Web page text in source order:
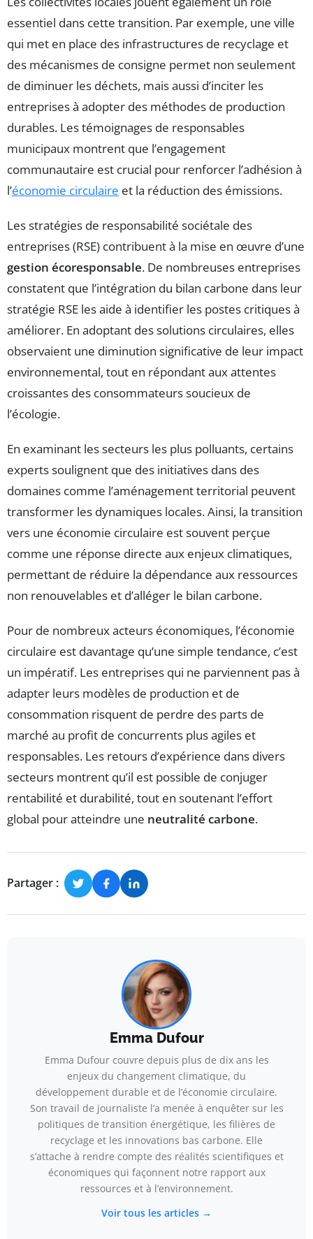
essentiel dans cette transition. Par exemple, une ville
qui met en place des infrastructures de recyclage et
des mécanismes de consigne permet non seulement
de diminuer les déchets, mais aussi d’inciter les
entreprises à adopter des méthodes de production
durables. Les témoignages de responsables
municipaux montrent que l’engagement
communautaire est crucial pour renforcer l’adhésion à
l’économie circulaire et la réduction des émissions.
Les stratégies de responsabilité sociétale des
entreprises (RSE) contribuent à la mise en œuvre d’une
gestion écoresponsable. De nombreuses entreprises
constatent que l’intégration du bilan carbone dans leur
stratégie RSE les aide à identifier les postes critiques à
améliorer. En adoptant des solutions circulaires, elles
observaient une diminution significative de leur impact
environnemental, tout en répondant aux attentes
croissantes des consommateurs soucieux de
l’écologie.
En examinant les secteurs les plus polluants, certains
experts soulignent que des initiatives dans des
domaines comme l’aménagement territorial peuvent
transformer les dynamiques locales. Ainsi, la transition
vers une économie circulaire est souvent perçue
comme une réponse directe aux enjeux climatiques,
permettant de réduire la dépendance aux ressources
non renouvelables et d’alléger le bilan carbone.
Pour de nombreux acteurs économiques, l’économie
circulaire est davantage qu’une simple tendance, c’est
un impératif. Les entreprises qui ne parviennent pas à
adapter leurs modèles de production et de
consommation risquent de perdre des parts de
marché au profit de concurrents plus agiles et
responsables. Les retours d’expérience dans divers
secteurs montrent qu’il est possible de conjuger
rentabilité et durabilité, tout en soutenant l’effort
global pour atteindre une neutralité carbone.
Partager :
Emma Dufour
Emma Dufour couvre depuis plus de dix ans les
enjeux du changement climatique, du
développement durable et de l’économie circulaire.
Son travail de journaliste l’a menée à enquêter sur les
politiques de transition énergétique, les filières de
recyclage et les innovations bas carbone. Elle
s’attache à rendre compte des réalités scientifiques et
économiques qui façonnent notre rapport aux
ressources et à l’environnement.
Voir tous les articles →